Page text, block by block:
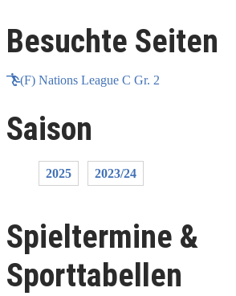
Besuchte Seiten
(F) Nations League C Gr. 2
Saison
2025 2023/24
Spieltermine &
Sporttabellen